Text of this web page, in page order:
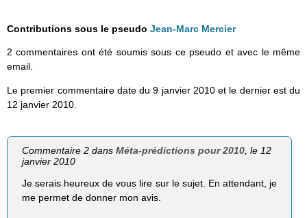
Contributions sous le pseudo Jean-Marc Mercier
2 commentaires ont été soumis sous ce pseudo et avec le même
email.
Le premier commentaire date du 9 janvier 2010 et le dernier est du
12 janvier 2010.
Commentaire 2 dansMéta-prédictions pour 2010, le 12
janvier 2010
Je serais heureux de vous lire sur le sujet. En attendant, je
me permet de donner mon avis.